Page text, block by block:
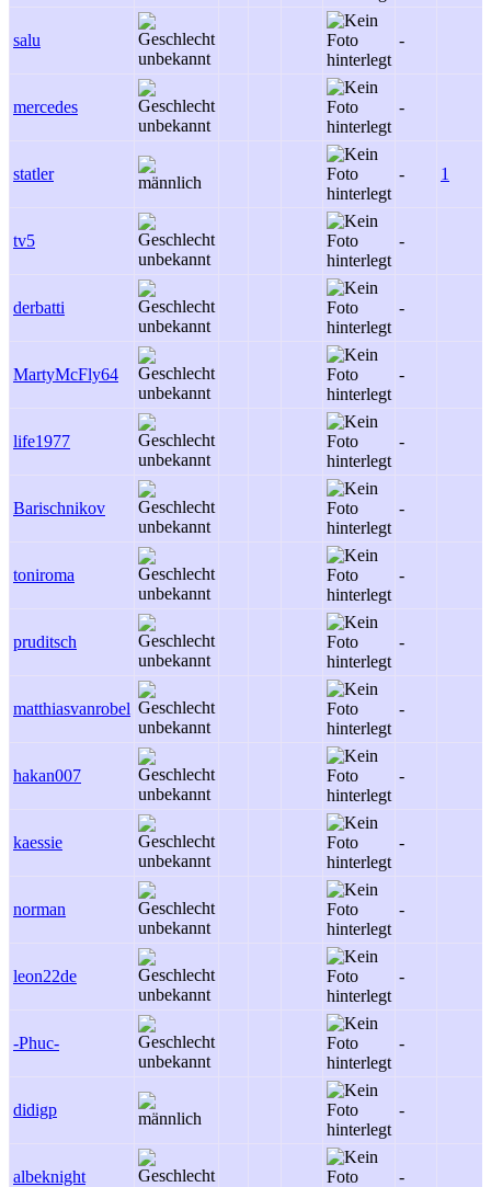
salu -
mercedes -
statler - 1
tv5 -
derbatti -
MartyMcFly64 -
life1977 -
Barischnikov -
toniroma -
pruditsch -
matthiasvanrobel -
hakan007 -
kaessie -
norman -
leon22de -
-Phuc- -
didigp -
albeknight -